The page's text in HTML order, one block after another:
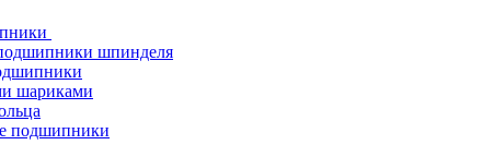
шпинделя
шариками
подшипники